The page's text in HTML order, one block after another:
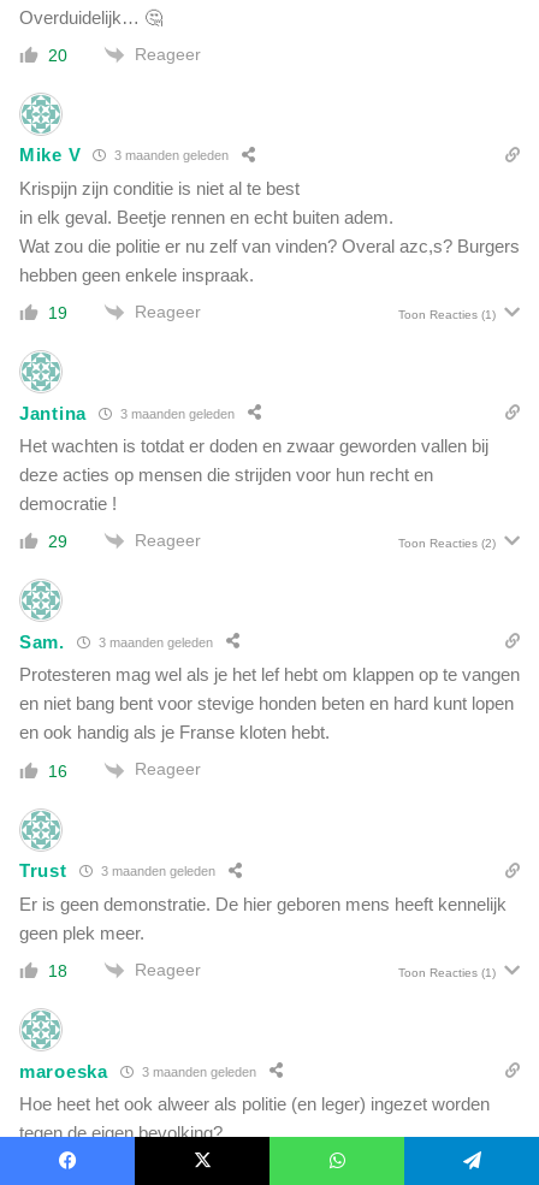
Overduidelijk… 🤔
20 Reageer
Mike V 3 maanden geleden
Krispijn zijn conditie is niet al te best
in elk geval. Beetje rennen en echt buiten adem.
Wat zou die politie er nu zelf van vinden? Overal azc,s? Burgers
hebben geen enkele inspraak.
19 Reageer Toon Reacties (1)
Jantina 3 maanden geleden
Het wachten is totdat er doden en zwaar geworden vallen bij
deze acties op mensen die strijden voor hun recht en
democratie !
29 Reageer Toon Reacties (2)
Sam. 3 maanden geleden
Protesteren mag wel als je het lef hebt om klappen op te vangen
en niet bang bent voor stevige honden beten en hard kunt lopen
en ook handig als je Franse kloten hebt.
16 Reageer
Trust 3 maanden geleden
Er is geen demonstratie. De hier geboren mens heeft kennelijk
geen plek meer.
18 Reageer Toon Reacties (1)
maroeska 3 maanden geleden
Hoe heet het ook alweer als politie (en leger) ingezet worden
tegen de eigen bevolking?
34 Reageer Toon Reacties(3)